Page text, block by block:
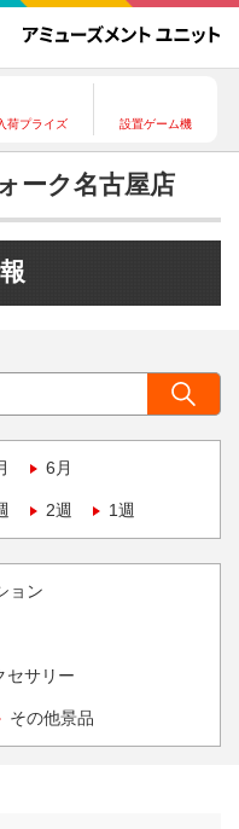
荷プライズ 設置ゲーム機
ーク名古屋店
6月
2週 1週
ョン
セサリー
その他景品